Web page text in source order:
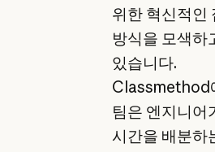
위한 혁신적인
방식을 모색하
있습니다.
Classmethod
팀은 엔지니어
시간을 배분하